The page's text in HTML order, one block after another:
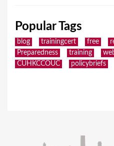
Popular Tags
blog trainingcert free
Preparedness
training
CUHKCCOUC
policybriefs